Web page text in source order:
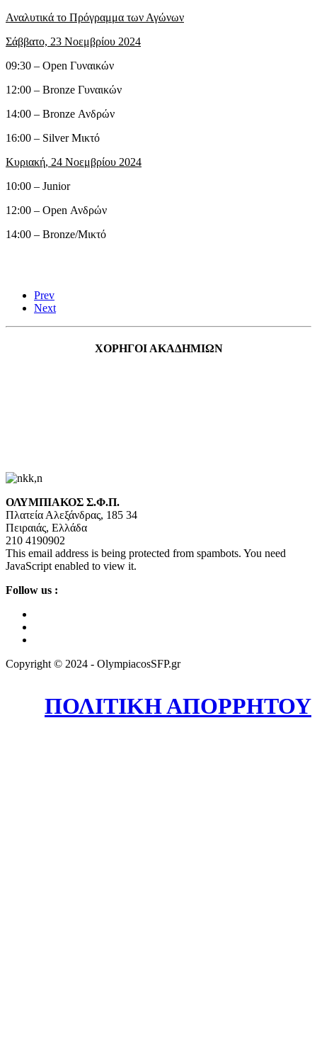
Αναλυτικά το Πρόγραμμα των Αγώνων
Σάββατο, 23 Νοεμβρίου 2024
09:30 – Open Γυναικών
12:00 – Bronze Γυναικών
14:00 – Bronze Ανδρών
16:00 – Silver Μικτό
Κυριακή, 24 Νοεμβρίου 2024
10:00 – Junior
12:00 – Open Ανδρών
14:00 – Bronze/Μικτό
Prev
Next
ΧΟΡΗΓΟΙ ΑΚΑΔΗΜΙΩΝ
ΟΛΥΜΠΙΑΚΟΣ Σ.Φ.Π.
Πλατεία Αλεξάνδρας, 185 34
Πειραιάς, Ελλάδα
210 4190902
This email address is being protected from spambots. You need
JavaScript enabled to view it.
Follow us :
Copyright © 2024 - OlympiacosSFP.gr
ΠΟΛΙΤΙΚΗ ΑΠΟΡΡΗΤΟΥ